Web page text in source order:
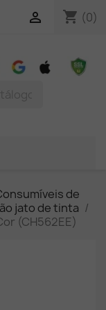
shopping_cart (0)

de
jato de tinta
(CH562EE)